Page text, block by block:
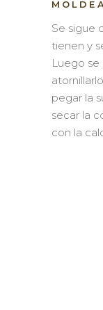
Se sigue
tienen y
Luego se
pegar la
secar la
con la